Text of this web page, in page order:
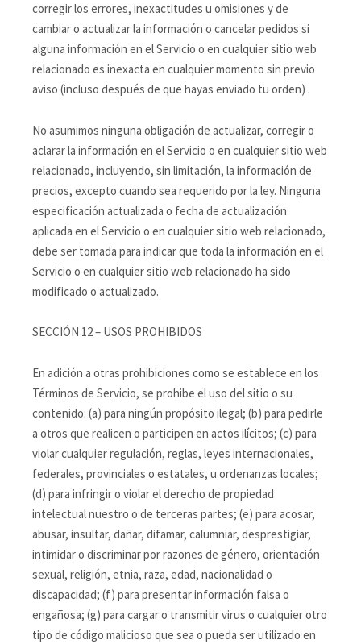
corregir los errores, inexactitudes u omisiones y de
cambiar o actualizar la información o cancelar pedidos si
alguna información en el Servicio o en cualquier sitio web
relacionado es inexacta en cualquier momento sin previo
aviso (incluso después de que hayas enviado tu orden) .
No asumimos ninguna obligación de actualizar, corregir o
aclarar la información en el Servicio o en cualquier sitio web
relacionado, incluyendo, sin limitación, la información de
precios, excepto cuando sea requerido por la ley. Ninguna
especificación actualizada o fecha de actualización
aplicada en el Servicio o en cualquier sitio web relacionado,
debe ser tomada para indicar que toda la información en el
Servicio o en cualquier sitio web relacionado ha sido
modificado o actualizado.
SECCIÓN 12 – USOS PROHIBIDOS
En adición a otras prohibiciones como se establece en los
Términos de Servicio, se prohibe el uso del sitio o su
contenido: (a) para ningún propósito ilegal; (b) para pedirle
a otros que realicen o participen en actos ilícitos; (c) para
violar cualquier regulación, reglas, leyes internacionales,
federales, provinciales o estatales, u ordenanzas locales;
(d) para infringir o violar el derecho de propiedad
intelectual nuestro o de terceras partes; (e) para acosar,
abusar, insultar, dañar, difamar, calumniar, desprestigiar,
intimidar o discriminar por razones de género, orientación
sexual, religión, etnia, raza, edad, nacionalidad o
discapacidad; (f) para presentar información falsa o
engañosa; (g) para cargar o transmitir virus o cualquier otro
tipo de código malicioso que sea o pueda ser utilizado en